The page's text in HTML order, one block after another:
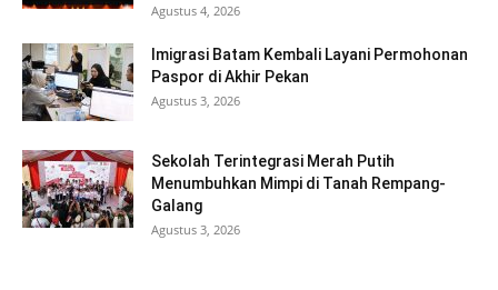
Agustus 4, 2026
Imigrasi Batam Kembali Layani Permohonan
Paspor di Akhir Pekan
Agustus 3, 2026
Sekolah Terintegrasi Merah Putih
Menumbuhkan Mimpi di Tanah Rempang-
Galang
Agustus 3, 2026